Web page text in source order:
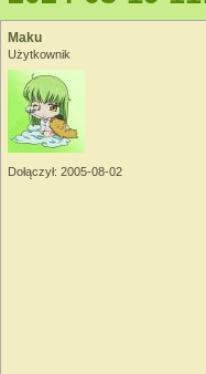
Maku
Użytkownik
Dołączył: 2005-08-02